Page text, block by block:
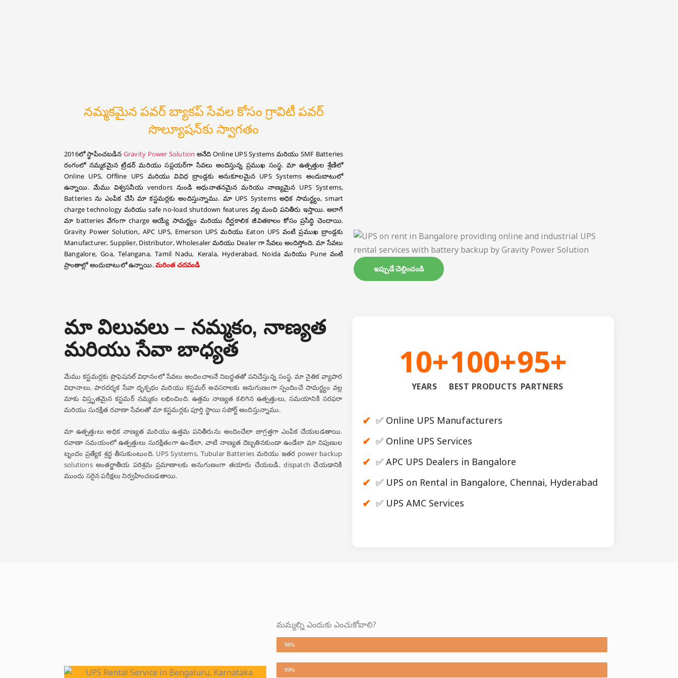
నమ్మకమైన పవర్ బ్యాకప్ సేవల కోసం గ్రావిటీ పవర్
సొల్యూషన్‌కు స్వాగతం
2016లో స్థాపించబడిన Gravity Power Solution అనేది Online UPS Systems మరియు SMF Batteries
రంగంలో నమ్మకమైన ట్రేడర్ మరియు సప్లయర్‌గా సేవలు అందిస్తున్న ప్రముఖ సంస్థ. మా ఉత్పత్తుల శ్రేణిలో
Online UPS, Offline UPS మరియు వివిధ బ్రాండ్లకు అనుకూలమైన UPS Systems అందుబాటులో
ఉన్నాయి. మేము విశ్వసనీయ vendors నుండి అధునాతనమైన మరియు నాణ్యమైన UPS Systems,
Batteries ను ఎంపిక చేసి మా కస్టమర్లకు అందిస్తున్నాము. మా UPS Systems అధిక సామర్థ్యం, smart
charge technology మరియు safe no-load shutdown features వల్ల మంచి పనితీరు ఇస్తాయి. అలాగే
మా batteries వేగంగా charge అయ్యే సామర్థ్యం మరియు దీర్ఘకాలిక జీవితకాలం కోసం ప్రసిద్ధి చెందాయి.
Gravity Power Solution, APC UPS, Emerson UPS మరియు Eaton UPS వంటి ప్రముఖ బ్రాండ్లకు
Manufacturer, Supplier, Distributor, Wholesaler మరియు Dealer గా సేవలు అందిస్తోంది. మా సేవలు
Bangalore, Goa, Telangana, Tamil Nadu, Kerala, Hyderabad, Noida మరియు Pune వంటి
ప్రాంతాల్లో అందుబాటులో ఉన్నాయి.మరింత చదవండి ఇప్పుడే చెల్లించండి
మా విలువలు – నమ్మకం, నాణ్యత
మరియు సేవా బాధ్యత
మేము కస్టమర్లకు ప్రొఫెషనల్ విధానంలో సేవలు అందించాలనే నిబద్ధతతో పనిచేస్తున్న సంస్థ. మా నైతిక వ్యాపార
విధానాలు, పారదర్శక సేవా దృక్పథం మరియు కస్టమర్ అవసరాలకు అనుగుణంగా స్పందించే సామర్థ్యం వల్ల
మాకు విస్తృతమైన కస్టమర్ నమ్మకం లభించింది. ఉత్తమ నాణ్యత కలిగిన ఉత్పత్తులు, సమయానికి సరఫరా
మరియు సురక్షిత రవాణా సేవలతో మా కస్టమర్లకు పూర్తి స్థాయి సపోర్ట్ అందిస్తున్నాము.
మా ఉత్పత్తులు అధిక నాణ్యత మరియు ఉత్తమ పనితీరును అందించేలా జాగ్రత్తగా ఎంపిక చేయబడతాయి.
రవాణా సమయంలో ఉత్పత్తులు సురక్షితంగా ఉండేలా, వాటి నాణ్యత దెబ్బతినకుండా ఉండేలా మా నిపుణుల
బృందం ప్రత్యేక శ్రద్ధ తీసుకుంటుంది. UPS Systems, Tubular Batteries మరియు ఇతర power backup
solutions అంతర్జాతీయ పరిశ్రమ ప్రమాణాలకు అనుగుణంగా తయారు చేయబడి, dispatch చేయడానికి
ముందు సరైన పరీక్షలు నిర్వహించబడతాయి.
10+
YEARS
100+
BEST PRODUCTS
95+
PARTNERS
✅ Online UPS Manufacturers
✅ Online UPS Services
✅ APC UPS Dealers in Bangalore
✅ UPS on Rental in Bangalore, Chennai, Hyderabad
✅ UPS AMC Services
మమ్మల్ని ఎందుకు ఎంచుకోవాలి?
వేగవంతమైన స్పందన మరియు ఆన్-సైట్ సపోర్ట్
98%
అధిక నాణ్యత
99%